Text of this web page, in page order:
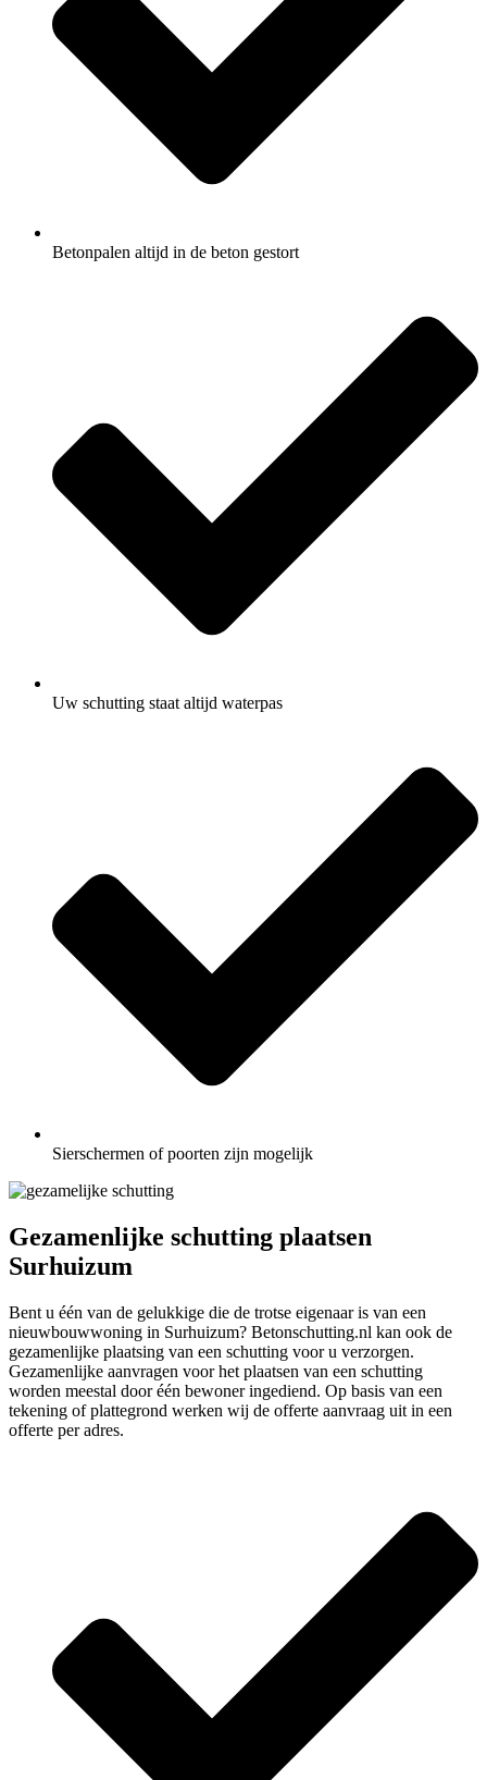
Betonpalen altijd in de beton gestort
Uw schutting staat altijd waterpas
Sierschermen of poorten zijn mogelijk
Gezamenlijke schutting plaatsen
Surhuizum
Bent u één van de gelukkige die de trotse eigenaar is van een
nieuwbouwwoning in Surhuizum? Betonschutting.nl kan ook de
gezamenlijke plaatsing van een schutting voor u verzorgen.
Gezamenlijke aanvragen voor het plaatsen van een schutting
worden meestal door één bewoner ingediend. Op basis van een
tekening of plattegrond werken wij de offerte aanvraag uit in een
offerte per adres.